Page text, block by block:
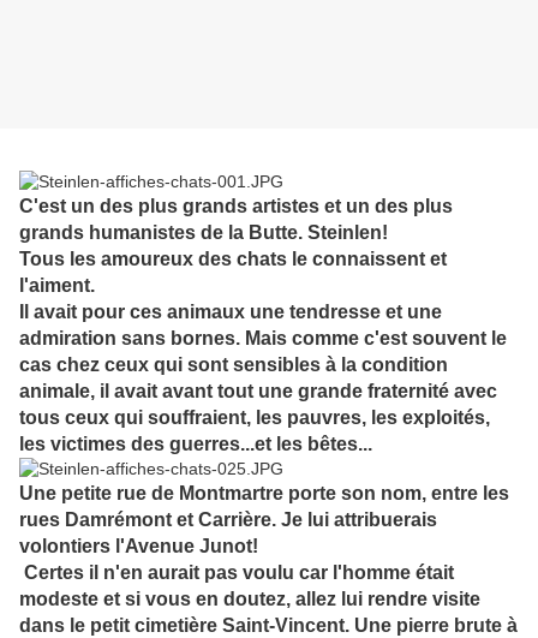
C'est un des plus grands artistes et un des plus
grands humanistes de la Butte. Steinlen!
Tous les amoureux des chats le connaissent et
l'aiment.
Il avait pour ces animaux une tendresse et une
admiration sans bornes. Mais comme c'est souvent le
cas chez ceux qui sont sensibles à la condition
animale, il avait avant tout une grande fraternité avec
tous ceux qui souffraient, les pauvres, les exploités,
les victimes des guerres...et les bêtes...
Une petite rue de Montmartre porte son nom, entre les
rues Damrémont et Carrière. Je lui attribuerais
volontiers l'Avenue Junot!
Certes il n'en aurait pas voulu car l'homme était
modeste et si vous en doutez, allez lui rendre visite
dans le petit cimetière Saint-Vincent. Une pierre brute à